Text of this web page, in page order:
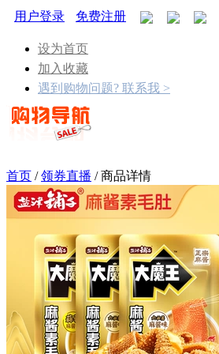
用户登录 免费注册
设为首页
加入收藏
遇到购物问题? 联系我 >
首页 /领券直播 /商品详情